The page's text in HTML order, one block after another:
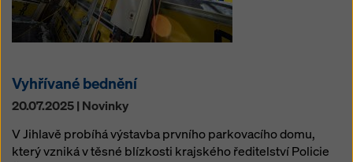
Vyhřívané bednění
20.07.2025 | Novinky
V Jihlavě probíhá výstavba prvního parkovacího domu,
který vzniká v těsné blízkosti krajského ředitelství Policie